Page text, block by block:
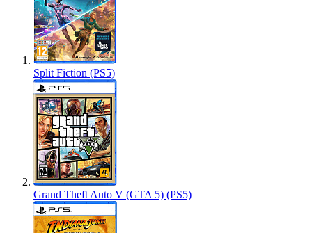
Split Fiction (PS5)
Grand Theft Auto V (GTA 5) (PS5)